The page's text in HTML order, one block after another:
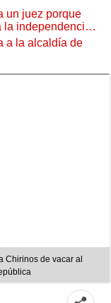
un juez porque
la independencia
a la alcaldía de
Chirinos de vacar al